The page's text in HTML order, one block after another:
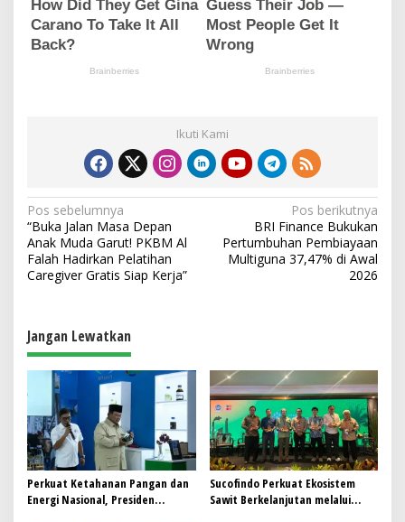
Ikuti Kami
N
a
v
i
a
s
i
p
o
s
Pos sebelumnya
“Buka Jalan Masa Depan
Anak Muda Garut! PKBM Al
Falah Hadirkan Pelatihan
Caregiver Gratis Siap Kerja”
Pos berikutnya
BRI Finance Bukukan
Pertumbuhan Pembiayaan
Multiguna 37,47% di Awal
2026
Jangan Lewatkan
Perkuat Ketahanan Pangan dan
Energi Nasional, Presiden
Sucofindo Perkuat Ekosistem
Sawit Berkelanjutan melalui